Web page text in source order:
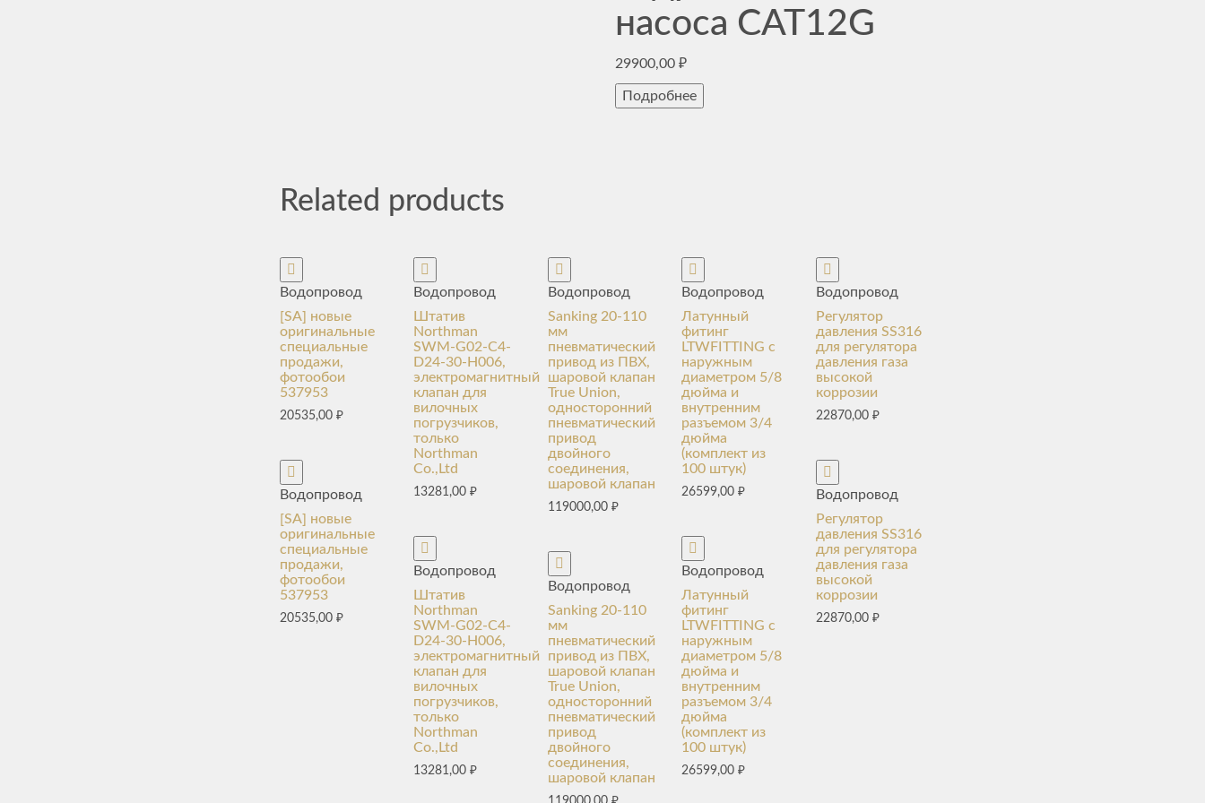
насоса CAT12G
29900,00₽
Подробнее
Related products
Водопровод
[SA] новые
оригинальные
специальные
продажи,
фотообои
537953
20535,00 ₽
Водопровод
[SA] новые
оригинальные
специальные
продажи,
фотообои
537953
20535,00 ₽
Водопровод
Штатив
Northman
SWM-G02-C4-
D24-30-H006,
электромагнитный
клапан для
вилочных
погрузчиков,
только
Northman
Co.,Ltd
13281,00₽
Водопровод
Штатив
Northman
SWM-G02-C4-
D24-30-H006,
электромагнитный
клапан для
вилочных
погрузчиков,
только
Northman
Co.,Ltd
13281,00₽
Водопровод
Sanking 20-110
мм
пневматический
привод из ПВХ,
шаровой клапан
True Union,
односторонний
пневматический
привод
двойного
соединения,
шаровой клапан
119000,00 ₽
Водопровод
Sanking 20-110
мм
пневматический
привод из ПВХ,
шаровой клапан
True Union,
односторонний
пневматический
привод
двойного
соединения,
шаровой клапан
Водопровод
Латунный
фитинг
LTWFITTING с
наружным
диаметром 5/8
дюйма и
внутренним
разъемом 3/4
дюйма
(комплект из
100 штук)
26599,00₽
Водопровод
Латунный
фитинг
LTWFITTING с
наружным
диаметром 5/8
дюйма и
внутренним
разъемом 3/4
дюйма
(комплект из
100 штук)
26599,00₽
Водопровод
Регулятор
давления SS316
для регулятора
давления газа
высокой
коррозии
22870,00 ₽
Водопровод
Регулятор
давления SS316
для регулятора
давления газа
высокой
коррозии
22870,00 ₽